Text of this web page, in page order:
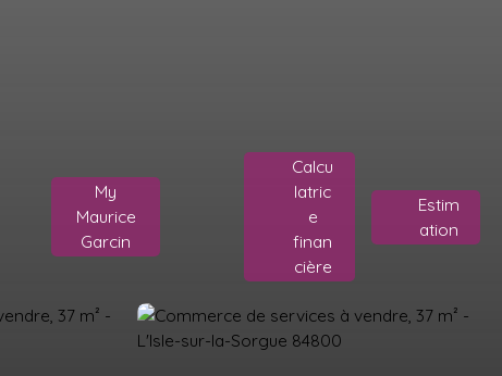
My
Maurice
Garcin
Calcu
latric
e
finan
cière
Estim
ation